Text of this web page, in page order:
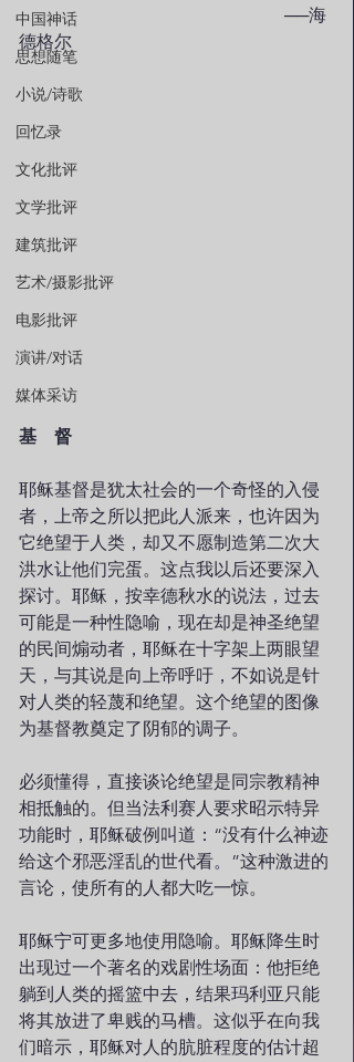
中国神话
思想随笔
小说/诗歌
回忆录
文化批评
文学批评
建筑批评
艺术/摄影批评
电影批评
演讲/对话
媒体采访
						──海
德格尔
基　督
耶稣基督是犹太社会的一个奇怪的入侵
者，上帝之所以把此人派来，也许因为
它绝望于人类，却又不愿制造第二次大
洪水让他们完蛋。这点我以后还要深入
探讨。耶稣，按幸德秋水的说法，过去
可能是一种性隐喻，现在却是神圣绝望
的民间煽动者，耶稣在十字架上两眼望
天，与其说是向上帝呼吁，不如说是针
对人类的轻蔑和绝望。这个绝望的图像
为基督教奠定了阴郁的调子。
必须懂得，直接谈论绝望是同宗教精神
相抵触的。但当法利赛人要求昭示特异
功能时，耶稣破例叫道：“没有什么神迹
给这个邪恶淫乱的世代看。”这种激进的
言论，使所有的人都大吃一惊。
耶稣宁可更多地使用隐喻。耶稣降生时
出现过一个著名的戏剧性场面：他拒绝
躺到人类的摇篮中去，结果玛利亚只能
将其放进了卑贱的马槽。这似乎在向我
们暗示，耶稣对人的肮脏程度的估计超